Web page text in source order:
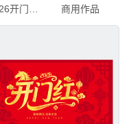
商用作品